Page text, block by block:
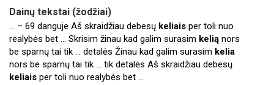
Dainų tekstai (žodžiai)
... – 69 danguje Aš skraidžiau debesų keliais per toli nuo
realybės bet ... Skrisim žinau kad galim surasim kelią nors
be sparnų tai tik ... detalės Žinau kad galim surasim kelia
nors be sparnų tai tik ... tik detalės Aš skraidžiau debesų
keliais per toli nuo realybės bet ...